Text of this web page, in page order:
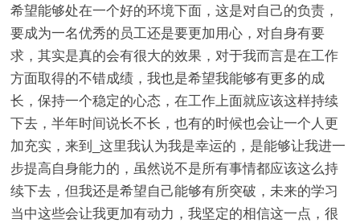
希望能够处在一个好的环境下面，这是对自己的负责，
要成为一名优秀的员工还是要更加用心，对自身有要
求，其实是真的会有很大的效果，对于我而言是在工作
方面取得的不错成绩，我也是希望我能够有更多的成
长，保持一个稳定的心态，在工作上面就应该这样持续
下去，半年时间说长不长，也有的时候也会让一个人更
加充实，来到_这里我认为我是幸运的，是能够让我进一
步提高自身能力的，虽然说不是所有事情都应该这么持
续下去，但我还是希望自己能够有所突破，未来的学习
当中这些会让我更加有动力，我坚定的相信这一点，很